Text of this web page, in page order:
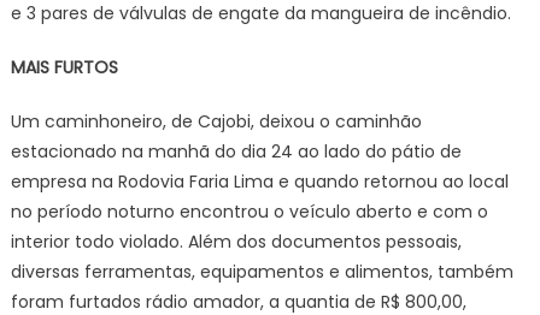
e 3 pares de válvulas de engate da mangueira de incêndio.
MAIS FURTOS
Um caminhoneiro, de Cajobi, deixou o caminhão
estacionado na manhã do dia 24 ao lado do pátio de
empresa na Rodovia Faria Lima e quando retornou ao local
no período noturno encontrou o veículo aberto e com o
interior todo violado. Além dos documentos pessoais,
diversas ferramentas, equipamentos e alimentos, também
foram furtados rádio amador, a quantia de R$ 800,00,